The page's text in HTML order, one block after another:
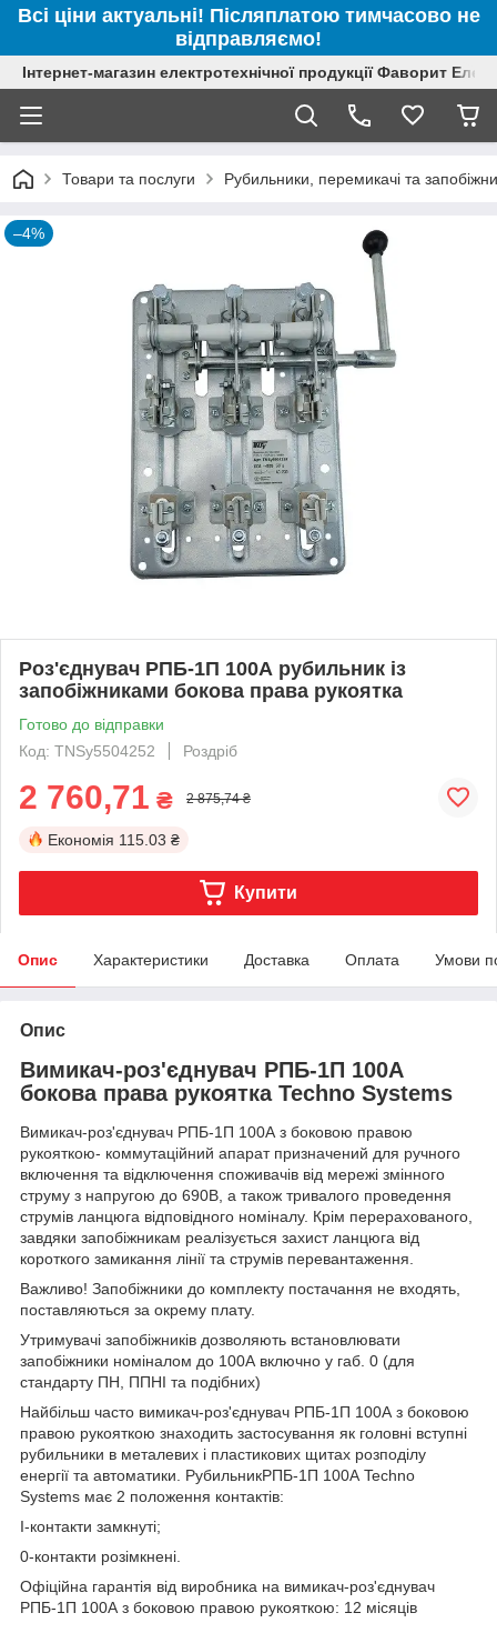
Всі ціни актуальні! Післяплатою тимчасово не
відправляємо!
Інтернет-магазин електротехнічної продукції Фаворит
Товари та послуги Рубильники, перемикачі та
–4%
Роз'єднувач РПБ-1П 100А рубильник із
запобіжниками бокова права рукоятка
Готово до відправки
Код: TNSy5504252
Роздріб
2 760,71 ₴ 2 875,74 ₴
Економія 115.03 ₴
Купити
Опис Характеристики Доставка Оплата Умови
Опис
Вимикач-роз'єднувач РПБ-1П 100А
бокова права рукоятка Techno Systems
Вимикач-роз'єднувач РПБ-1П 100А з боковою правою
рукояткою- коммутаційний апарат призначений для ручного
включення та відключення споживачів від мережі змінного
струму з напругою до 690В, а також тривалого проведення
струмів ланцюга відповідного номіналу. Крім перерахованого,
завдяки запобіжникам реалізується захист ланцюга від
короткого замикання лінії та струмів перевантаження.
Важливо! Запобіжники до комплекту постачання не входять,
поставляються за окрему плату.
Утримувачі запобіжників дозволяють встановлювати
запобіжники номіналом до 100А включно у габ. 0 (для
стандарту ПН, ППНІ та подібних)
Найбільш часто вимикач-роз'єднувач РПБ-1П 100А з боковою
правою рукояткою знаходить застосування як головні вступні
рубильники в металевих і пластикових щитах розподілу
енергії та автоматики. РубильникРПБ-1П 100А Techno
Systems має 2 положення контактів:
I-контакти замкнуті;
0-контакти розімкнені.
Офіційна гарантія від виробника на вимикач-роз'єднувач
РПБ-1П 100А з боковою правою рукояткою: 12 місяців